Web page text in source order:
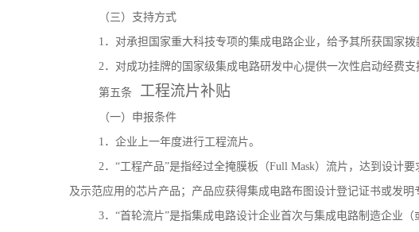
（三）支持方式
1．对承担国家重大科技专项的集成电路企业，给予其所获国家
2．对成功挂牌的国家级集成电路研发中心提供一次性启动经费支
第五条 工程流片补贴
（一）申报条件
1．企业上一年度进行工程流片。
2．“工程产品”是指经过全掩膜板（Full Mask）流片，达到设计
及示范应用的芯片产品；产品应获得集成电路布图设计登记证书或发明
3．“首轮流片”是指集成电路设计企业首次与集成电路制造企业